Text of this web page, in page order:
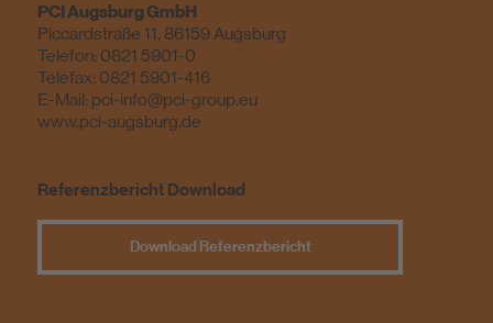
PCI Augsburg GmbH
Piccardstraße 11, 86159 Augsburg
Telefon: 0821 5901-0
Telefax: 0821 5901-416
E-Mail: pci-info@pci-group.eu
www.pci-augsburg.de
Referenzbericht Download
Download Referenzbericht